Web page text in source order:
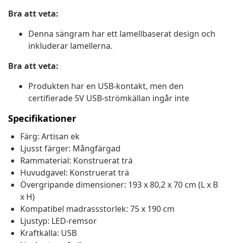
Bra att veta:
Denna sängram har ett lamellbaserat design och
inkluderar lamellerna.
Bra att veta:
Produkten har en USB-kontakt, men den
certifierade 5V USB-strömkällan ingår inte
Specifikationer
Färg: Artisan ek
Ljusst färger: Mångfärgad
Rammaterial: Konstruerat trä
Huvudgavel: Konstruerat trä
Övergripande dimensioner: 193 x 80,2 x 70 cm (L x B
x H)
Kompatibel madrassstorlek: 75 x 190 cm
Ljustyp: LED-remsor
Kraftkälla: USB